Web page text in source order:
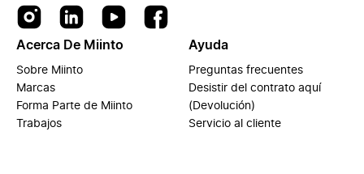
Acerca De Miinto
Sobre Miinto
Marcas
Forma Parte de Miinto
Trabajos
Ayuda
Preguntas frecuentes
Desistir del contrato aquí
(Devolución)
Servicio al cliente